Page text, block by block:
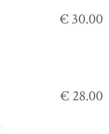
€ 30.00
€ 28.00